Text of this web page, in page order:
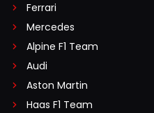
Ferrari
Mercedes
Alpine F1 Team
Audi
Aston Martin
Haas F1 Team